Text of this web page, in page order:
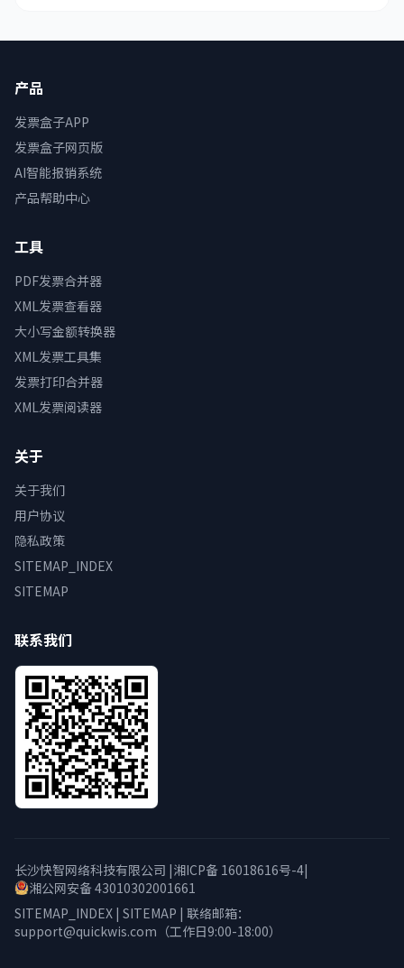
产品
发票盒子APP
发票盒子网页版
AI智能报销系统
产品帮助中心
工具
PDF发票合并器
XML发票查看器
大小写金额转换器
XML发票工具集
发票打印合并器
XML发票阅读器
关于
关于我们
用户协议
隐私政策
SITEMAP_INDEX
SITEMAP
联系我们
长沙快智网络科技有限公司 |湘ICP备 16018616号-4|
湘公网安备 43010302001661
SITEMAP_INDEX | SITEMAP | 联络邮箱：
support@quickwis.com （工作日9:00-18:00）